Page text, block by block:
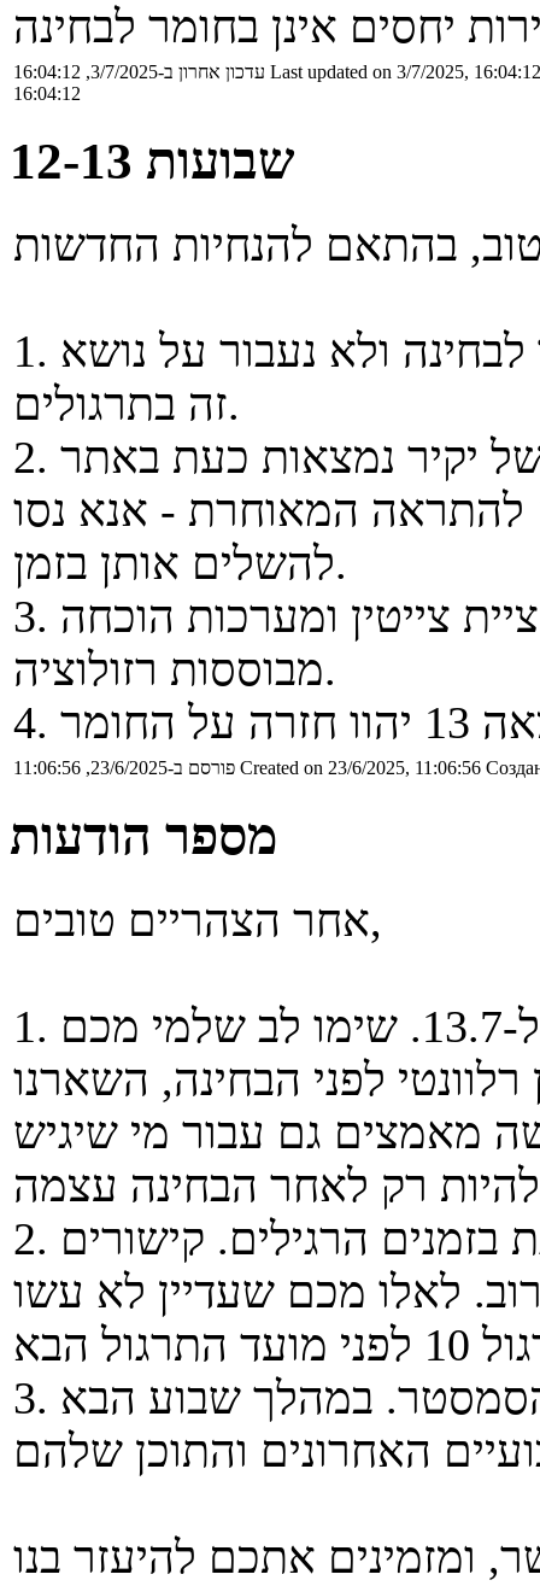
עדכון אחרון ב-3/7/2025, 16:04:12 Last updated on 3/7/2025, 16:04:12
16:04:12
שבועות 12-13
1. הגדרת יחסים במבנה תרד מהחומר לבחינה ולא נעבור על נושא
זה בתרגולים.
2. הקלטות עדכניות להרצאה הקרובה של יקיר נמצאות כעת באתר
להתראה המאוחרת - אנא נסו
להשלים אותן בזמן.
3. תרגול 12 יהיה על טרנספורמציית צייטין ומערכות הוכחה
מבוססות רזולוציה.
פורסם ב-23/6/2025, 11:06:56 Created on 23/6/2025, 11:06:56
מספר הודעות
אחר הצהריים טובים,
1. מועד הגשת גיליון 5 נדחה ל-13.7. שימו לב שלמי מכם
לפני הבחינה, השארנו
מאמצים גם עבור מי שיגיש
2. בשבוע הבא נמשיך בהוראה מקוונת בזמנים הרגילים. קישורים
לאלו מכם שעדיין לא עשו
3. נכון לעכשיו אין שינוי באורך הסמסטר. במהלך שבוע הבא
ומזמינים אתכם להיעזר בנו